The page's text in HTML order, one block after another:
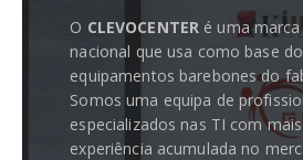
O CLEVOCENTER é uma
nacional que usa como base
equipamentos barebones do
Somos uma equipa de
especializados nas TI com
experiência acumulada no